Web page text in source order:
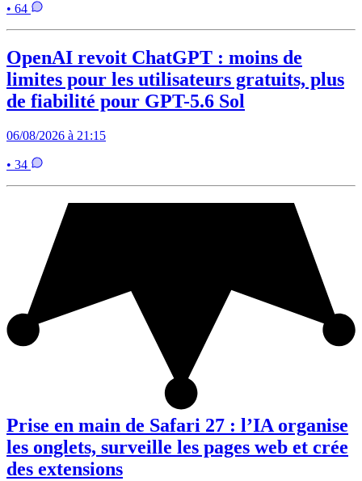
• 64
OpenAI revoit ChatGPT : moins de
limites pour les utilisateurs gratuits, plus
de fiabilité pour GPT-5.6 Sol
06/08/2026 à 21:15
• 34
Prise en main de Safari 27 : l’IA organise
les onglets, surveille les pages web et crée
des extensions